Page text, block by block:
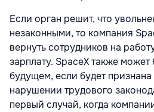
Если орган решит, что
незаконными, то компания
вернуть сотрудников на
зарплату. SpaceX также может
будущем, если будет
нарушении трудового
первый случай, когда